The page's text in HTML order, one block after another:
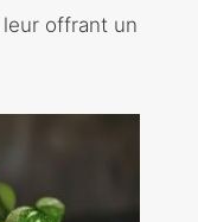
offrant un